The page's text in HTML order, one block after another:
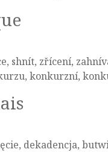
shnít, zřícení,
konkurzní,
dekadencja,